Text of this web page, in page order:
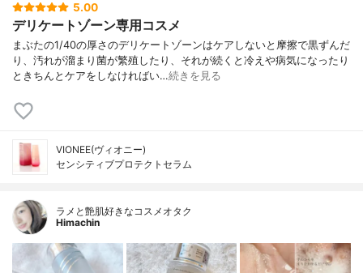
5.00
デリケートゾーン専用コスメ
まぶたの1/40の厚さのデリケートゾーンはケアしないと摩擦で黒ずんだ
り、汚れが溜まり菌が繁殖したり、それが続くと冷えや病気になったり
ときちんとケアをしなければい…続きを見る
VIONEE(ヴィオニー)
センシティブプロテクトセラム
ラメと艶肌好きなコスメオタク
Himachin